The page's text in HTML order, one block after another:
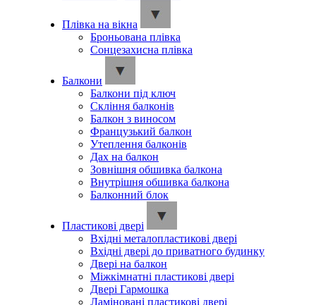
Плівка на вікна
Броньована плівка
Сонцезахисна плівка
Балкони
Балкони під ключ
Скління балконів
Балкон з виносом
Французький балкон
Утеплення балконів
Дах на балкон
Зовнішня обшивка балкона
Внутрішня обшивка балкона
Балконний блок
Пластикові двері
Вхідні металопластикові двері
Вхідні двері до приватного будинку
Двері на балкон
Міжкімнатні пластикові двері
Двері Гармошка
Ламіновані пластикові двері